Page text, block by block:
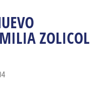
ZOLICOL